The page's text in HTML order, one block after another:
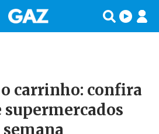
carrinho: confira
supermercados